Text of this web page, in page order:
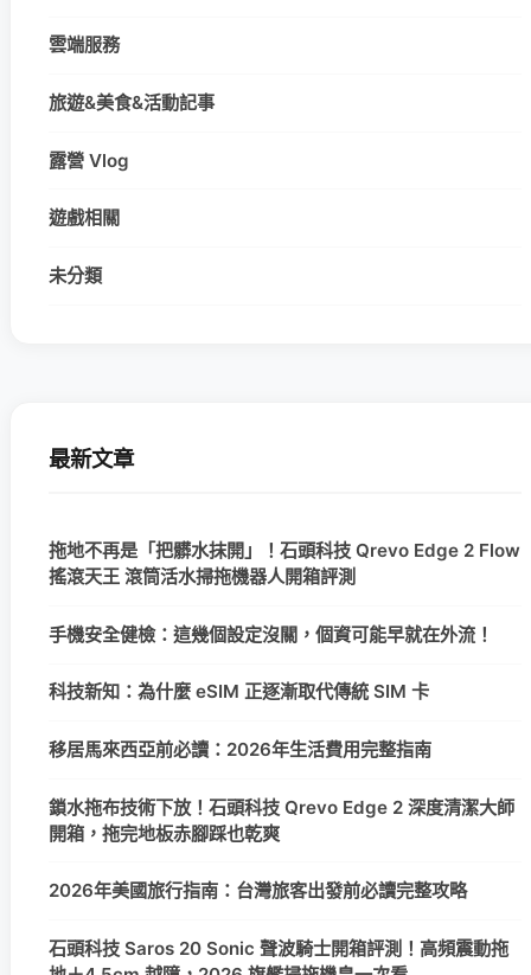
雲端服務
旅遊&美食&活動記事
露營 Vlog
遊戲相關
未分類
最新文章
拖地不再是「把髒水抹開」！石頭科技 Qrevo Edge 2 Flow
搖滾天王 滾筒活水掃拖機器人開箱評測
手機安全健檢：這幾個設定沒關，個資可能早就在外流！
科技新知：為什麼 eSIM 正逐漸取代傳統 SIM 卡
移居馬來西亞前必讀：2026年生活費用完整指南
鎖水拖布技術下放！石頭科技 Qrevo Edge 2 深度清潔大師
開箱，拖完地板赤腳踩也乾爽
2026年美國旅行指南：台灣旅客出發前必讀完整攻略
石頭科技 Saros 20 Sonic 聲波騎士開箱評測！高頻震動拖